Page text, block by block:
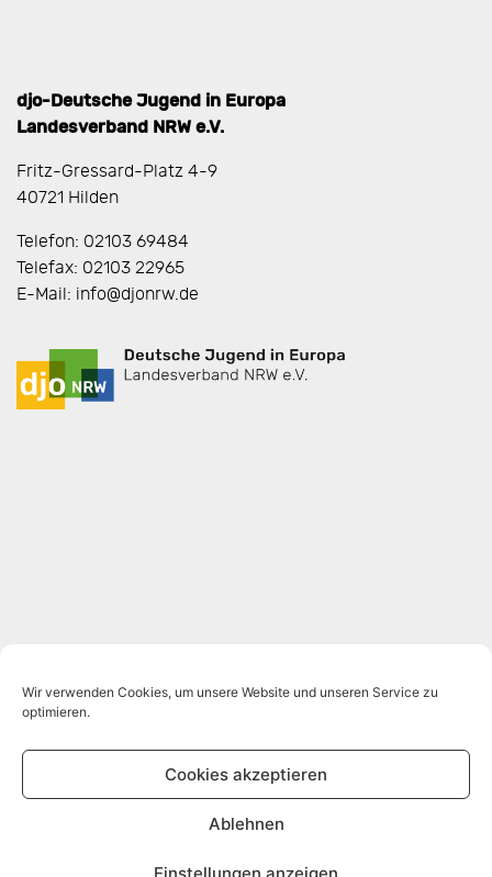
Wir verwenden Cookies, um unsere Website und unseren Service zu
optimieren.
Cookies akzeptieren
Ablehnen
Einstellungen anzeigen
djo-Deutsche Jugend in Europa
Landesverband NRW e.V.
Fritz-Gressard-Platz 4-9
40721 Hilden
Telefon: 02103 69484
Telefax: 02103 22965
E-Mail: info@djonrw.de